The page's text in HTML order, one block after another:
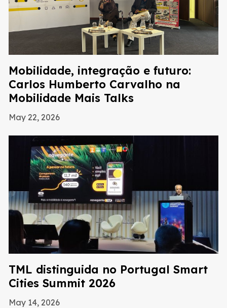
Mobilidade, integração e futuro:
Carlos Humberto Carvalho na
Mobilidade Mais Talks
May 22, 2026
TML distinguida no Portugal Smart
Cities Summit 2026
May 14, 2026